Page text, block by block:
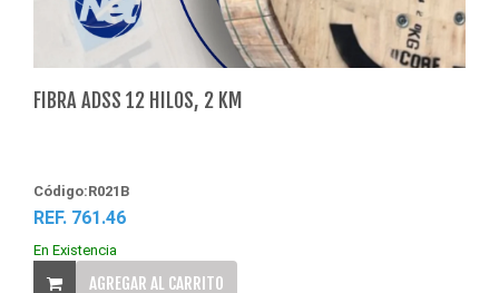
FIBRA ADSS 12 HILOS, 2 KM
Código:R021B
REF. 761.46
En Existencia
AGREGAR AL CARRITO